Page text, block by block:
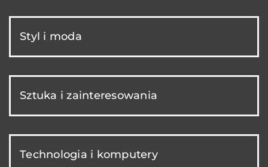
Styl i moda
Sztuka i zainteresowania
Technologia i komputery